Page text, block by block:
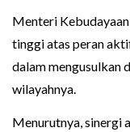
Menteri Kebudayaan
tinggi atas peran
dalam mengusulkan
wilayahnya.
Menurutnya, sinergi